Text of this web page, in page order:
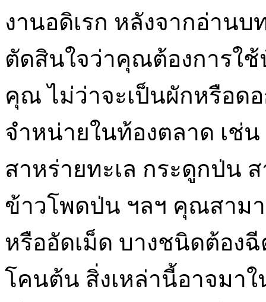
งานอดิเรก หลังจากอ่าน
ตัดสินใจว่าคุณต้องการใ
คุณ ไม่ว่าจะเป็นผักหรือด
จำหน่ายในท้องตลาด เช่
สาหร่ายทะเล กระดูกป่น
ข้าวโพดป่น ฯลฯ คุณสาม
หรืออัดเม็ด บางชนิดต้อง
โคนต้น สิ่งเหล่านี้อาจมา